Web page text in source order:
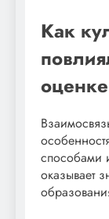
Как
способами
оказывает